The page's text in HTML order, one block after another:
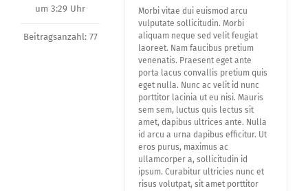
um 3:29 Uhr
Beitragsanzahl: 77
Morbi vitae dui euismod arcu
vulputate sollicitudin. Morbi
aliquam neque sed velit feugiat
laoreet. Nam faucibus pretium
venenatis. Praesent eget ante
porta lacus convallis pretium quis
eget nulla. Nunc ac velit id nunc
porttitor lacinia ut eu nisi. Mauris
sem sem, luctus quis lectus sit
amet, dapibus ultrices ante. Nulla
id arcu a urna dapibus efficitur. Ut
eros purus, maximus ac
ullamcorper a, sollicitudin id
ipsum. Curabitur ultricies nunc et
risus volutpat, sit amet porttitor